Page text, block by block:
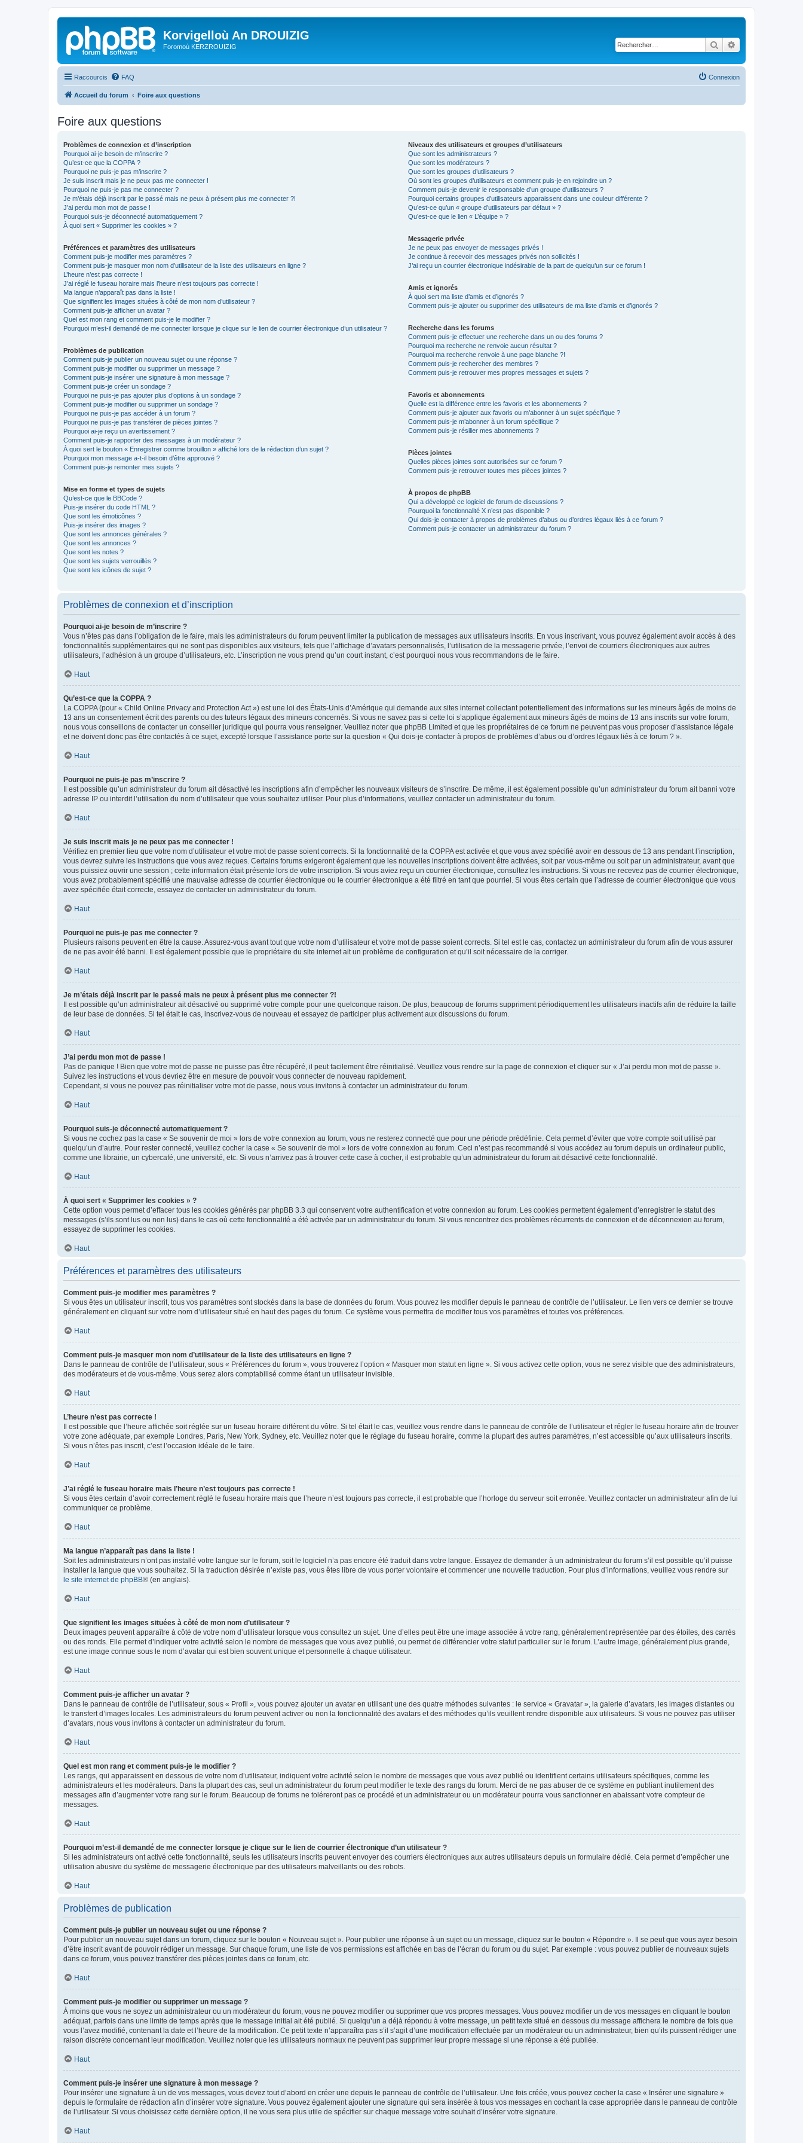
Korvigelloù An DROUIZIG
Foromoù KERZROUIZIG Rechercher
Raccourcis FAQ Connexion
Accueil du forum Foire aux questions
Foire aux questions
Problèmes de connexion et d’inscription
Pourquoi ai-je besoin de m’inscrire ?
Qu’est-ce que la COPPA ?
Pourquoi ne puis-je pas m’inscrire ?
Je suis inscrit mais je ne peux pas me connecter !
Pourquoi ne puis-je pas me connecter ?
Je m’étais déjà inscrit par le passé mais ne peux à présent plus me connecter ?!
J’ai perdu mon mot de passe !
Pourquoi suis-je déconnecté automatiquement ?
À quoi sert « Supprimer les cookies » ?
Préférences et paramètres des utilisateurs
Comment puis-je modifier mes paramètres ?
Comment puis-je masquer mon nom d’utilisateur de la liste des utilisateurs en ligne ?
L’heure n’est pas correcte !
J’ai réglé le fuseau horaire mais l’heure n’est toujours pas correcte !
Ma langue n’apparaît pas dans la liste !
Que signifient les images situées à côté de mon nom d’utilisateur ?
Comment puis-je afficher un avatar ?
Quel est mon rang et comment puis-je le modifier ?
Pourquoi m’est-il demandé de me connecter lorsque je clique sur le lien de courrier électronique d’un utilisateur ?
Problèmes de publication
Comment puis-je publier un nouveau sujet ou une réponse ?
Comment puis-je modifier ou supprimer un message ?
Comment puis-je insérer une signature à mon message ?
Comment puis-je créer un sondage ?
Pourquoi ne puis-je pas ajouter plus d’options à un sondage ?
Comment puis-je modifier ou supprimer un sondage ?
Pourquoi ne puis-je pas accéder à un forum ?
Pourquoi ne puis-je pas transférer de pièces jointes ?
Pourquoi ai-je reçu un avertissement ?
Comment puis-je rapporter des messages à un modérateur ?
À quoi sert le bouton « Enregistrer comme brouillon » affiché lors de la rédaction d’un sujet ?
Pourquoi mon message a-t-il besoin d’être approuvé ?
Comment puis-je remonter mes sujets ?
Mise en forme et types de sujets
Qu’est-ce que le BBCode ?
Puis-je insérer du code HTML ?
Que sont les émoticônes ?
Puis-je insérer des images ?
Que sont les annonces générales ?
Que sont les annonces ?
Que sont les notes ?
Que sont les sujets verrouillés ?
Que sont les icônes de sujet ?
Niveaux des utilisateurs et groupes d’utilisateurs
Que sont les administrateurs ?
Que sont les modérateurs ?
Que sont les groupes d’utilisateurs ?
Où sont les groupes d’utilisateurs et comment puis-je en rejoindre un ?
Comment puis-je devenir le responsable d’un groupe d’utilisateurs ?
Pourquoi certains groupes d’utilisateurs apparaissent dans une couleur différente ?
Qu’est-ce qu’un « groupe d’utilisateurs par défaut » ?
Qu’est-ce que le lien « L’équipe » ?
Messagerie privée
Je ne peux pas envoyer de messages privés !
Je continue à recevoir des messages privés non sollicités !
J’ai reçu un courrier électronique indésirable de la part de quelqu’un sur ce forum !
Amis et ignorés
À quoi sert ma liste d’amis et d’ignorés ?
Comment puis-je ajouter ou supprimer des utilisateurs de ma liste d’amis et d’ignorés ?
Recherche dans les forums
Comment puis-je effectuer une recherche dans un ou des forums ?
Pourquoi ma recherche ne renvoie aucun résultat ?
Pourquoi ma recherche renvoie à une page blanche ?!
Comment puis-je rechercher des membres ?
Comment puis-je retrouver mes propres messages et sujets ?
Favoris et abonnements
Quelle est la différence entre les favoris et les abonnements ?
Comment puis-je ajouter aux favoris ou m’abonner à un sujet spécifique ?
Comment puis-je m’abonner à un forum spécifique ?
Comment puis-je résilier mes abonnements ?
Pièces jointes
Quelles pièces jointes sont autorisées sur ce forum ?
Comment puis-je retrouver toutes mes pièces jointes ?
À propos de phpBB
Qui a développé ce logiciel de forum de discussions ?
Pourquoi la fonctionnalité X n’est pas disponible ?
Qui dois-je contacter à propos de problèmes d’abus ou d’ordres légaux liés à ce forum ?
Comment puis-je contacter un administrateur du forum ?
Problèmes de connexion et d’inscription
Pourquoi ai-je besoin de m’inscrire ?
Vous n’êtes pas dans l’obligation de le faire, mais les administrateurs du forum peuvent limiter la publication de messages aux utilisateurs inscrits. En vous inscrivant, vous pouvez également avoir accès à des
fonctionnalités supplémentaires qui ne sont pas disponibles aux visiteurs, tels que l’affichage d’avatars personnalisés, l’utilisation de la messagerie privée, l’envoi de courriers électroniques aux autres
utilisateurs, l’adhésion à un groupe d’utilisateurs, etc. L’inscription ne vous prend qu’un court instant, c’est pourquoi nous vous recommandons de le faire.
Haut
Qu’est-ce que la COPPA ?
La COPPA (pour « Child Online Privacy and Protection Act ») est une loi des États-Unis d’Amérique qui demande aux sites internet collectant potentiellement des informations sur les mineurs âgés de moins de
13 ans un consentement écrit des parents ou des tuteurs légaux des mineurs concernés. Si vous ne savez pas si cette loi s’applique également aux mineurs âgés de moins de 13 ans inscrits sur votre forum,
nous vous conseillons de contacter un conseiller juridique qui pourra vous renseigner. Veuillez noter que phpBB Limited et que les propriétaires de ce forum ne peuvent pas vous proposer d’assistance légale
et ne doivent donc pas être contactés à ce sujet, excepté lorsque l’assistance porte sur la question « Qui dois-je contacter à propos de problèmes d’abus ou d’ordres légaux liés à ce forum ? ».
Haut
Pourquoi ne puis-je pas m’inscrire ?
Il est possible qu’un administrateur du forum ait désactivé les inscriptions afin d’empêcher les nouveaux visiteurs de s’inscrire. De même, il est également possible qu’un administrateur du forum ait banni votre
adresse IP ou interdit l’utilisation du nom d’utilisateur que vous souhaitez utiliser. Pour plus d’informations, veuillez contacter un administrateur du forum.
Haut
Je suis inscrit mais je ne peux pas me connecter !
Vérifiez en premier lieu que votre nom d’utilisateur et votre mot de passe soient corrects. Si la fonctionnalité de la COPPA est activée et que vous avez spécifié avoir en dessous de 13 ans pendant l’inscription,
vous devrez suivre les instructions que vous avez reçues. Certains forums exigeront également que les nouvelles inscriptions doivent être activées, soit par vous-même ou soit par un administrateur, avant que
vous puissiez ouvrir une session ; cette information était présente lors de votre inscription. Si vous aviez reçu un courrier électronique, consultez les instructions. Si vous ne recevez pas de courrier électronique,
vous avez probablement spécifié une mauvaise adresse de courrier électronique ou le courrier électronique a été filtré en tant que pourriel. Si vous êtes certain que l’adresse de courrier électronique que vous
avez spécifiée était correcte, essayez de contacter un administrateur du forum.
Haut
Pourquoi ne puis-je pas me connecter ?
Plusieurs raisons peuvent en être la cause. Assurez-vous avant tout que votre nom d’utilisateur et votre mot de passe soient corrects. Si tel est le cas, contactez un administrateur du forum afin de vous assurer
de ne pas avoir été banni. Il est également possible que le propriétaire du site internet ait un problème de configuration et qu’il soit nécessaire de la corriger.
Haut
Je m’étais déjà inscrit par le passé mais ne peux à présent plus me connecter ?!
Il est possible qu’un administrateur ait désactivé ou supprimé votre compte pour une quelconque raison. De plus, beaucoup de forums suppriment périodiquement les utilisateurs inactifs afin de réduire la taille
de leur base de données. Si tel était le cas, inscrivez-vous de nouveau et essayez de participer plus activement aux discussions du forum.
Haut
J’ai perdu mon mot de passe !
Pas de panique ! Bien que votre mot de passe ne puisse pas être récupéré, il peut facilement être réinitialisé. Veuillez vous rendre sur la page de connexion et cliquer sur « J’ai perdu mon mot de passe ».
Suivez les instructions et vous devriez être en mesure de pouvoir vous connecter de nouveau rapidement.
Cependant, si vous ne pouvez pas réinitialiser votre mot de passe, nous vous invitons à contacter un administrateur du forum.
Haut
Pourquoi suis-je déconnecté automatiquement ?
Si vous ne cochez pas la case « Se souvenir de moi » lors de votre connexion au forum, vous ne resterez connecté que pour une période prédéfinie. Cela permet d’éviter que votre compte soit utilisé par
quelqu’un d’autre. Pour rester connecté, veuillez cocher la case « Se souvenir de moi » lors de votre connexion au forum. Ceci n’est pas recommandé si vous accédez au forum depuis un ordinateur public,
comme une librairie, un cybercafé, une université, etc. Si vous n’arrivez pas à trouver cette case à cocher, il est probable qu’un administrateur du forum ait désactivé cette fonctionnalité.
Haut
À quoi sert « Supprimer les cookies » ?
Cette option vous permet d’effacer tous les cookies générés par phpBB 3.3 qui conservent votre authentification et votre connexion au forum. Les cookies permettent également d’enregistrer le statut des
messages (s’ils sont lus ou non lus) dans le cas où cette fonctionnalité a été activée par un administrateur du forum. Si vous rencontrez des problèmes récurrents de connexion et de déconnexion au forum,
essayez de supprimer les cookies.
Haut
Préférences et paramètres des utilisateurs
Comment puis-je modifier mes paramètres ?
Si vous êtes un utilisateur inscrit, tous vos paramètres sont stockés dans la base de données du forum. Vous pouvez les modifier depuis le panneau de contrôle de l’utilisateur. Le lien vers ce dernier se trouve
généralement en cliquant sur votre nom d’utilisateur situé en haut des pages du forum. Ce système vous permettra de modifier tous vos paramètres et toutes vos préférences.
Haut
Comment puis-je masquer mon nom d’utilisateur de la liste des utilisateurs en ligne ?
Dans le panneau de contrôle de l’utilisateur, sous « Préférences du forum », vous trouverez l’option « Masquer mon statut en ligne ». Si vous activez cette option, vous ne serez visible que des administrateurs,
des modérateurs et de vous-même. Vous serez alors comptabilisé comme étant un utilisateur invisible.
Haut
L’heure n’est pas correcte !
Il est possible que l’heure affichée soit réglée sur un fuseau horaire différent du vôtre. Si tel était le cas, veuillez vous rendre dans le panneau de contrôle de l’utilisateur et régler le fuseau horaire afin de trouver
votre zone adéquate, par exemple Londres, Paris, New York, Sydney, etc. Veuillez noter que le réglage du fuseau horaire, comme la plupart des autres paramètres, n’est accessible qu’aux utilisateurs inscrits.
Si vous n’êtes pas inscrit, c’est l’occasion idéale de le faire.
Haut
J’ai réglé le fuseau horaire mais l’heure n’est toujours pas correcte !
Si vous êtes certain d’avoir correctement réglé le fuseau horaire mais que l’heure n’est toujours pas correcte, il est probable que l’horloge du serveur soit erronée. Veuillez contacter un administrateur afin de lui
communiquer ce problème.
Haut
Ma langue n’apparaît pas dans la liste !
Soit les administrateurs n’ont pas installé votre langue sur le forum, soit le logiciel n’a pas encore été traduit dans votre langue. Essayez de demander à un administrateur du forum s’il est possible qu’il puisse
installer la langue que vous souhaitez. Si la traduction désirée n’existe pas, vous êtes libre de vous porter volontaire et commencer une nouvelle traduction. Pour plus d’informations, veuillez vous rendre sur
le site internet de phpBB® (en anglais).
Haut
Que signifient les images situées à côté de mon nom d’utilisateur ?
Deux images peuvent apparaître à côté de votre nom d’utilisateur lorsque vous consultez un sujet. Une d’elles peut être une image associée à votre rang, généralement représentée par des étoiles, des carrés
ou des ronds. Elle permet d’indiquer votre activité selon le nombre de messages que vous avez publié, ou permet de différencier votre statut particulier sur le forum. L’autre image, généralement plus grande,
est une image connue sous le nom d’avatar qui est bien souvent unique et personnelle à chaque utilisateur.
Haut
Comment puis-je afficher un avatar ?
Dans le panneau de contrôle de l’utilisateur, sous « Profil », vous pouvez ajouter un avatar en utilisant une des quatre méthodes suivantes : le service « Gravatar », la galerie d’avatars, les images distantes ou
le transfert d’images locales. Les administrateurs du forum peuvent activer ou non la fonctionnalité des avatars et des méthodes qu’ils veuillent rendre disponible aux utilisateurs. Si vous ne pouvez pas utiliser
d’avatars, nous vous invitons à contacter un administrateur du forum.
Haut
Quel est mon rang et comment puis-je le modifier ?
Les rangs, qui apparaissent en dessous de votre nom d’utilisateur, indiquent votre activité selon le nombre de messages que vous avez publié ou identifient certains utilisateurs spécifiques, comme les
administrateurs et les modérateurs. Dans la plupart des cas, seul un administrateur du forum peut modifier le texte des rangs du forum. Merci de ne pas abuser de ce système en publiant inutilement des
messages afin d’augmenter votre rang sur le forum. Beaucoup de forums ne toléreront pas ce procédé et un administrateur ou un modérateur pourra vous sanctionner en abaissant votre compteur de
messages.
Haut
Pourquoi m’est-il demandé de me connecter lorsque je clique sur le lien de courrier électronique d’un utilisateur ?
Si les administrateurs ont activé cette fonctionnalité, seuls les utilisateurs inscrits peuvent envoyer des courriers électroniques aux autres utilisateurs depuis un formulaire dédié. Cela permet d’empêcher une
utilisation abusive du système de messagerie électronique par des utilisateurs malveillants ou des robots.
Haut
Problèmes de publication
Comment puis-je publier un nouveau sujet ou une réponse ?
Pour publier un nouveau sujet dans un forum, cliquez sur le bouton « Nouveau sujet ». Pour publier une réponse à un sujet ou un message, cliquez sur le bouton « Répondre ». Il se peut que vous ayez besoin
d’être inscrit avant de pouvoir rédiger un message. Sur chaque forum, une liste de vos permissions est affichée en bas de l’écran du forum ou du sujet. Par exemple : vous pouvez publier de nouveaux sujets
dans ce forum, vous pouvez transférer des pièces jointes dans ce forum, etc.
Haut
Comment puis-je modifier ou supprimer un message ?
À moins que vous ne soyez un administrateur ou un modérateur du forum, vous ne pouvez modifier ou supprimer que vos propres messages. Vous pouvez modifier un de vos messages en cliquant le bouton
adéquat, parfois dans une limite de temps après que le message initial ait été publié. Si quelqu’un a déjà répondu à votre message, un petit texte situé en dessous du message affichera le nombre de fois que
vous l’avez modifié, contenant la date et l’heure de la modification. Ce petit texte n’apparaîtra pas s’il s’agit d’une modification effectuée par un modérateur ou un administrateur, bien qu’ils puissent rédiger une
raison discrète concernant leur modification. Veuillez noter que les utilisateurs normaux ne peuvent pas supprimer leur propre message si une réponse a été publiée.
Haut
Comment puis-je insérer une signature à mon message ?
Pour insérer une signature à un de vos messages, vous devez tout d’abord en créer une depuis le panneau de contrôle de l’utilisateur. Une fois créée, vous pouvez cocher la case « Insérer une signature »
depuis le formulaire de rédaction afin d’insérer votre signature. Vous pouvez également ajouter une signature qui sera insérée à tous vos messages en cochant la case appropriée dans le panneau de contrôle
de l’utilisateur. Si vous choisissez cette dernière option, il ne vous sera plus utile de spécifier sur chaque message votre souhait d’insérer votre signature.
Haut